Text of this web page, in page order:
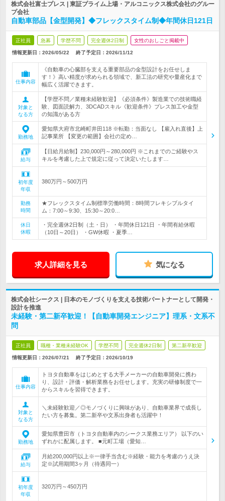
株式会社富士プレス | 東証プライム上場・アルコニックス株式会社のグルー
プ会社
自動車部品【金型開発】◆フレックスタイム制◆年間休日121日
正社員 急募 学歴不問 完全週休2日制 女性のおしごと掲載中
情報更新日：2026/05/22 終了予定日： 2026/11/12
仕事内容
《自動車の心臓部を支える重要部品の金型設計をお任せしま
す！》高い精度が求められる領域で、新工法の研究や量産化まで
幅広く活躍できます。
対象と
なる方
【学歴不問／業種未経験歓迎】《必須条件》製造業での技術職経
験、図面読解力、3DCADスキル《歓迎条件》プレス加工や金型
の知識がある方
勤務地
愛知県大府市北崎町井田118 ※転勤：当面なし 【雇入れ直後】上
記事業所 【変更の範囲】会社の定め…
給与
【日給月給制】230,000円～280,000円 ※これまでのご経験やス
キルを考慮した上で規定に従って決定いたします…
初年度
年収
380万円～500万円
勤務
時間
★フレックスタイム制標準労働時間：8時間フレキシブルタイ
ム：7:00～9:30、15:30～20:0…
休日
休暇
・完全週休2日制（土・日） ・年間休日121日 ・年間有給休暇
（10日～20日） ・GW休暇 ・夏季…
求人詳細を見る 気になる
株式会社シークス | 日本のモノづくりを支える技術パートナーとして開発・
設計を推進
未経験・第二新卒歓迎！【自動車開発エンジニア】理系・文系不
問
正社員 職種・業種未経験OK 学歴不問 完全週休2日制 第二新卒歓迎
情報更新日：2026/07/21 終了予定日： 2026/10/19
仕事内容
トヨタ自動車をはじめとする大手メーカーの自動車開発に携わ
り、設計・評価・解析業務をお任せします。充実の研修制度で一
からスキルを習得できます。
対象と
なる方
＼未経験歓迎／◎モノづくりに興味があり、自動車業界で成長し
たい方を募集。第二新卒や文系出身者も活躍中！
勤務地
愛知県豊田市（トヨタ自動車内のシークス業務エリア） 以下のい
ずれかに配属します。 ■元町工場（愛知…
給与
月給200,000円以上※一律手当含む※経験・能力を考慮のうえ決
定※試用期間3ヶ月（待遇同一）
初年度
年収
320万円～450万円